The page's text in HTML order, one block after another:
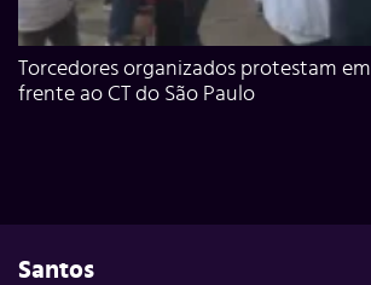
Torcedores organizados protestam em
frente ao CT do São Paulo
Santos